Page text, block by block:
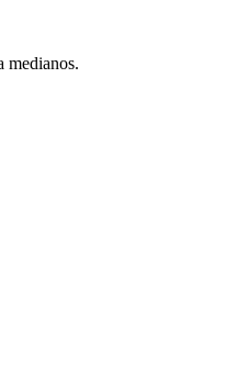
medianos.